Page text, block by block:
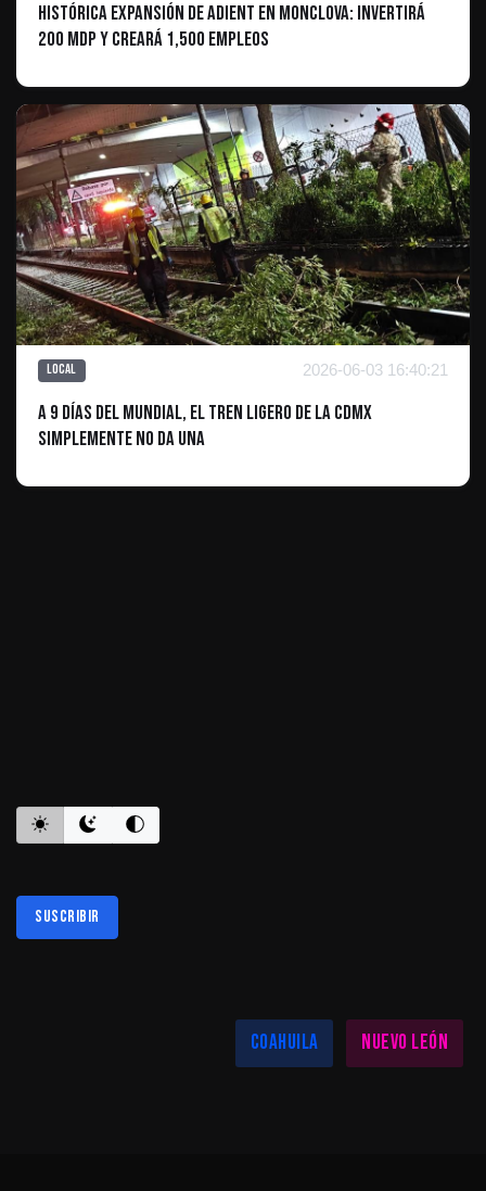
Histórica expansión de Adient en Monclova: Invertirá
200 MDP y creará 1,500 empleos
Local 2026-06-03 16:40:21
A 9 días del Mundial, el Tren Ligero de la CDMX
simplemente no da una
Suscribir
Coahuila
Nuevo León